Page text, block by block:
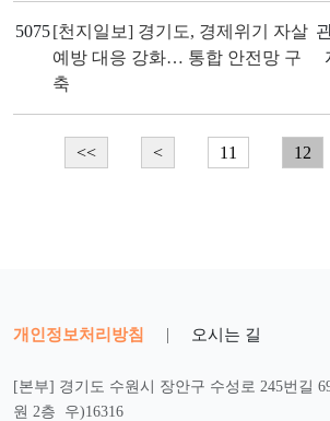
5075[천지일보] 경기도, 경제위기 자살
예방 대응 강화… 통합 안전망 구
축
<< < 11 12
개인정보처리방침 | 오시는 길
[본부] 경기도 수원시 장안구 수성로 245번길
원 2층 우)16316